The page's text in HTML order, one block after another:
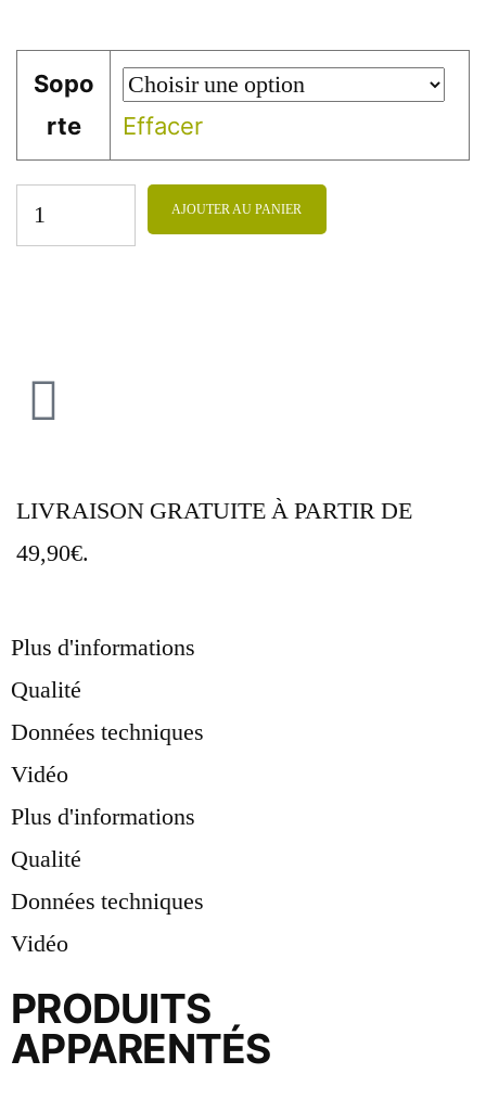
Sopo
rte
Effacer
AJOUTER AU PANIER
LIVRAISON GRATUITE À PARTIR DE
49,90€.
Plus d'informations
Qualité
Données techniques
Vidéo
Plus d'informations
Qualité
Données techniques
Vidéo
PRODUITS
APPARENTÉS